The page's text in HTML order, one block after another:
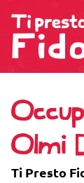
Olmi
Ti Presto